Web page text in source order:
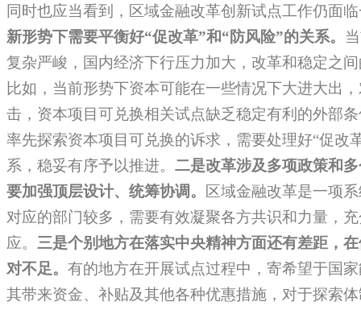
同时也应当看到，区域金融改革创新试点工作仍面
新形势下需要平衡好“促改革”和“防风险”的关系。
复杂严峻，国内经济下行压力加大，改革和稳定之
比如，当前形势下资本可能在一些情况下大进大出
击，资本项目可兑换相关试点缺乏稳定有利的外部
率先探索资本项目可兑换的诉求，需要处理好“促改
系，稳妥有序予以推进。 二是改革涉及多项政策和
要加强顶层设计、统筹协调。
区域金融改革是一项
对应的部门较多，需要有效凝聚各方共识和力量，
应。 三是个别地方在落实中央精神方面还有差距，
对不足。 有的地方在开展试点过程中，寄希望于国
其带来资金、补贴及其他各种优惠措施，对于探索